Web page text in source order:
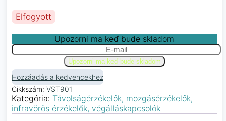
Elfogyott
Upozorni ma keď bude skladom
Hozzáadás a kedvencekhez
Cikkszám: VST901
Kategória: Távolságérzékelők, mozgásérzékelők,
infravörös érzékelők, végálláskapcsolók